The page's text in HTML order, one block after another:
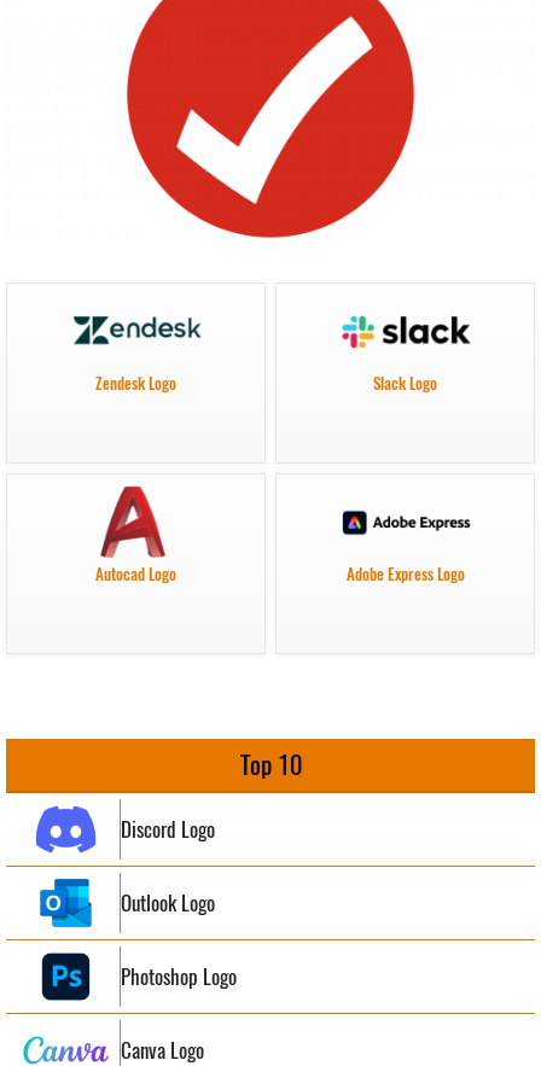
Zendesk Logo Slack Logo
Autocad Logo Adobe Express Logo
Top 10
Discord Logo
Outlook Logo
Photoshop Logo
Canva Logo